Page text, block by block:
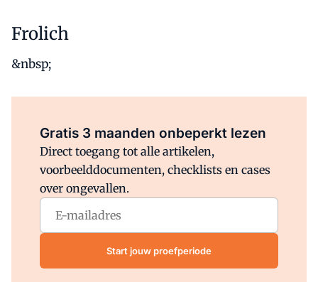
Frolich
&nbsp;
Gratis 3 maanden onbeperkt lezen
Direct toegang tot alle artikelen,
voorbeelddocumenten, checklists en cases
over ongevallen.
Start jouw proefperiode